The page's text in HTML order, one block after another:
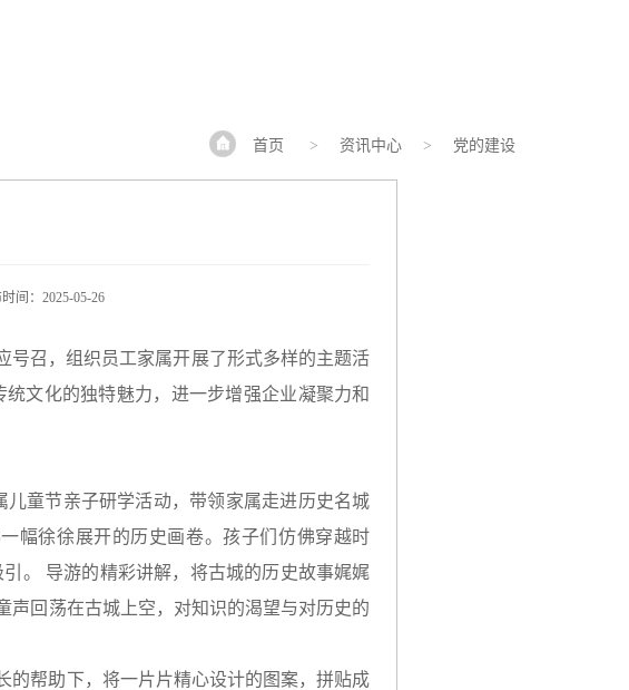
首页 > 资讯中心 > 党的建设
：2025-05-26
号召，组织员工家属开展了形式多样的主题活
文化的独特魅力，进一步增强企业凝聚力和
童节亲子研学活动，带领家属走进历史名城
幅徐徐展开的历史画卷。孩子们仿佛穿越时
。 导游的精彩讲解，将古城的历史故事娓娓
声回荡在古城上空，对知识的渴望与对历史的
的帮助下，将一片片精心设计的图案，拼贴成